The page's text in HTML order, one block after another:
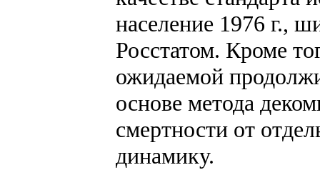
население 1976 г.,
Росстатом. Кроме
ожидаемой
основе метода
смертности от
динамику.